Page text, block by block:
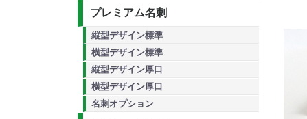
プレミアム名刺
縦型デザイン標準
横型デザイン標準
縦型デザイン厚口
横型デザイン厚口
名刺オプション